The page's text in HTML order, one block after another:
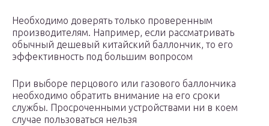
Необходимо доверять только проверенным
производителям. Например, если рассматривать
обычный дешевый китайский баллончик, то его
эффективность под большим вопросом
При выборе перцового или газового баллончика
необходимо обратить внимание на его сроки
службы. Просроченными устройствами ни в коем
случае пользоваться нельзя